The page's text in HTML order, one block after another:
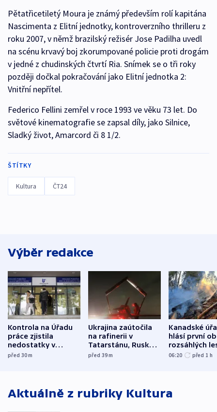
Pětatřicetiletý Moura je známý především rolí kapitána
Nascimenta z Elitní jednotky, kontroverzního thrilleru z
roku 2007, v němž brazilský režisér Jose Padilha uvedl
na scénu krvavý boj zkorumpované policie proti drogám
v jedné z chudinských čtvrtí Ria. Snímek se o tři roky
později dočkal pokračování jako Elitní jednotka 2:
Vnitřní nepřítel.
Federico Fellini zemřel v roce 1993 ve věku 73 let. Do
světové kinematografie se zapsal díly, jako Silnice,
Sladký život, Amarcord či 8 1/2.
ŠTÍTKY
Kultura ČT24
Výběr redakce
Kontrola na Úřadu
práce zjistila
nedostatky v
účetnictví za 5,6
před 30m
Ukrajina zaútočila
na rafinerii v
Tatarstánu, Rusko
bombardovalo
před 39m
Kanadské
hlásí první
rozsáhlých
požárů
06:20 před 1 h
Aktuálně z rubriky Kultura